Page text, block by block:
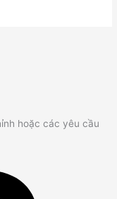
hoặc các yêu cầu